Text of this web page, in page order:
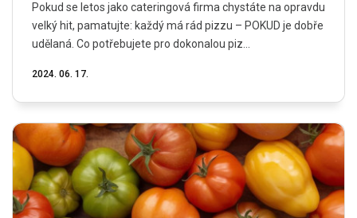
Pokud se letos jako cateringová firma chystáte na opravdu
velký hit, pamatujte: každý má rád pizzu – POKUD je dobře
udělaná. Co potřebujete pro dokonalou piz...
2024. 06. 17.